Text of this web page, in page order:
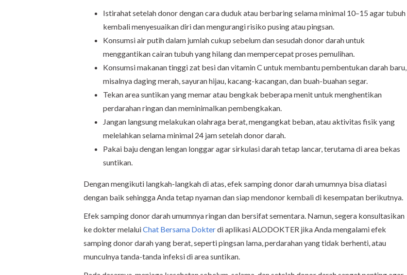
Istirahat setelah donor dengan cara duduk atau berbaring selama minimal 10–15 agar tubuh
kembali menyesuaikan diri dan mengurangi risiko pusing atau pingsan.
Konsumsi air putih dalam jumlah cukup sebelum dan sesudah donor darah untuk
menggantikan cairan tubuh yang hilang dan mempercepat proses pemulihan.
Konsumsi makanan tinggi zat besi dan vitamin C untuk membantu pembentukan darah baru,
misalnya daging merah, sayuran hijau, kacang-kacangan, dan buah-buahan segar.
Tekan area suntikan yang memar atau bengkak beberapa menit untuk menghentikan
perdarahan ringan dan meminimalkan pembengkakan.
Jangan langsung melakukan olahraga berat, mengangkat beban, atau aktivitas fisik yang
melelahkan selama minimal 24 jam setelah donor darah.
Pakai baju dengan lengan longgar agar sirkulasi darah tetap lancar, terutama di area bekas
suntikan.
Dengan mengikuti langkah-langkah di atas, efek samping donor darah umumnya bisa diatasi
dengan baik sehingga Anda tetap nyaman dan siap mendonor kembali di kesempatan berikutnya.
Efek samping donor darah umumnya ringan dan bersifat sementara. Namun, segera konsultasikan
ke dokter melaluiChat Bersama Dokterdi aplikasi ALODOKTER jika Anda mengalami efek
samping donor darah yang berat, seperti pingsan lama, perdarahan yang tidak berhenti, atau
munculnya tanda-tanda infeksi di area suntikan.